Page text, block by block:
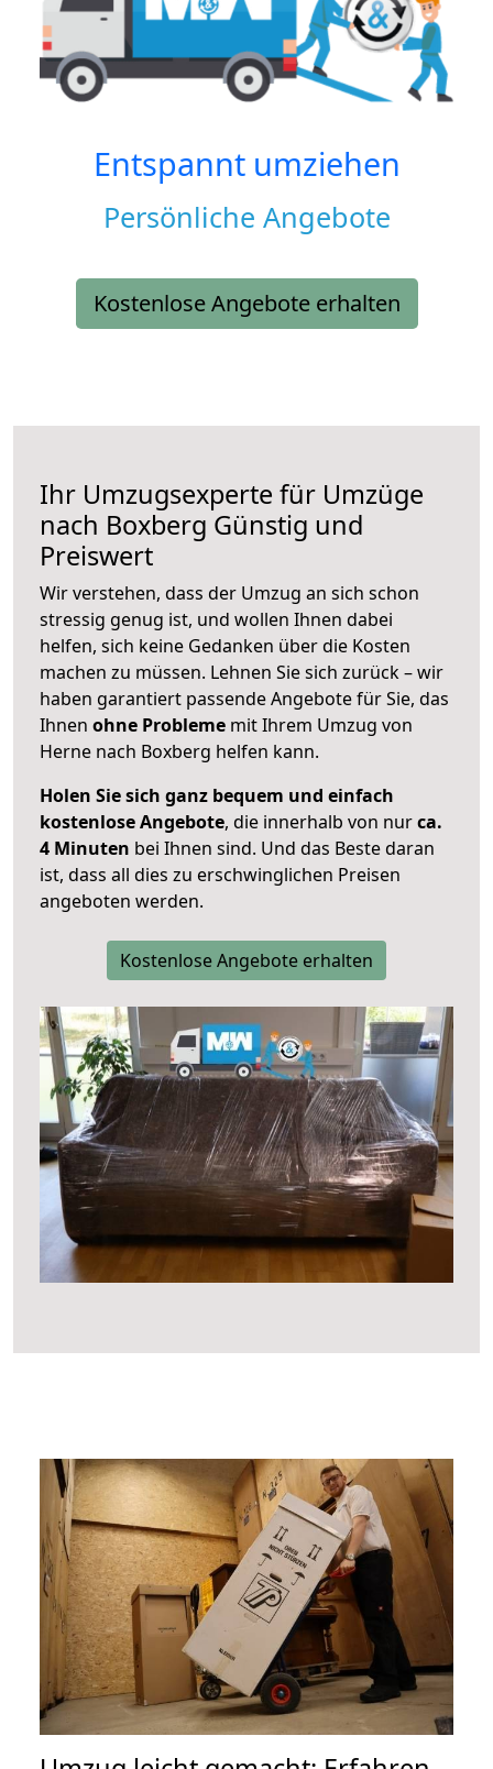
Entspannt umziehen
Persönliche Angebote
Kostenlose Angebote erhalten
Ihr Umzugsexperte für Umzüge
nach Boxberg Günstig und
Preiswert
Wir verstehen, dass der Umzug an sich schon
stressig genug ist, und wollen Ihnen dabei
helfen, sich keine Gedanken über die Kosten
machen zu müssen. Lehnen Sie sich zurück – wir
haben garantiert passende Angebote für Sie, das
Ihnen ohne Probleme mit Ihrem Umzug von
Herne nach Boxberg helfen kann.
Holen Sie sich ganz bequem und einfach
kostenlose Angebote, die innerhalb von nurca.
4 Minuten bei Ihnen sind. Und das Beste daran
ist, dass all dies zu erschwinglichen Preisen
angeboten werden.
Kostenlose Angebote erhalten